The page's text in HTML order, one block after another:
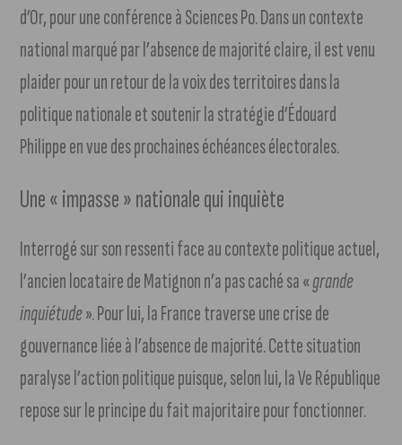
d’Or, pour une conférence à Sciences Po. Dans un contexte
national marqué par l’absence de majorité claire, il est venu
plaider pour un retour de la voix des territoires dans la
politique nationale et soutenir la stratégie d’Édouard
Philippe en vue des prochaines échéances électorales.
Une « impasse » nationale qui inquiète
Interrogé sur son ressenti face au contexte politique actuel,
l’ancien locataire de Matignon n’a pas caché sa «grande
inquiétude». Pour lui, la France traverse une crise de
gouvernance liée à l’absence de majorité. Cette situation
paralyse l’action politique puisque, selon lui, la Ve République
repose sur le principe du fait majoritaire pour fonctionner.